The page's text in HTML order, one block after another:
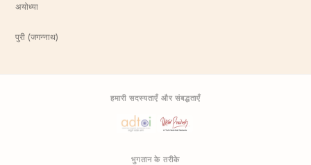
अयोध्या
पुरी (जगन्नाथ)
हमारी सदस्यताएँ और संबद्धताएँ
भुगतान के तरीके